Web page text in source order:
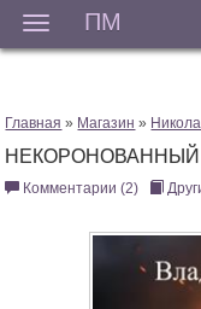
ПМ
Главная » Магазин »
Комментарии (2)